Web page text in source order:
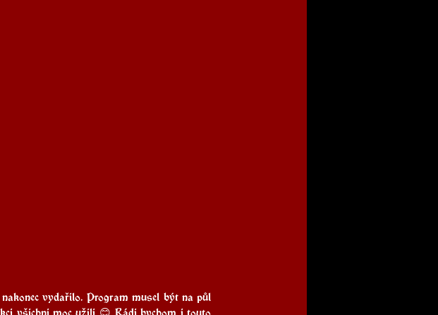
vydařilo. Program musel být na půl
všichni moc užili 😊 Rádi bychom i touto